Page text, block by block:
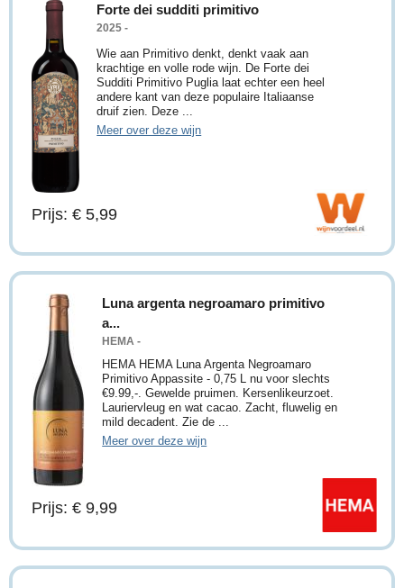
Forte dei sudditi primitivo
2025 -
Wie aan Primitivo denkt, denkt vaak aan
krachtige en volle rode wijn. De Forte dei
Sudditi Primitivo Puglia laat echter een heel
andere kant van deze populaire Italiaanse
druif zien. Deze ...
Meer over deze wijn
Prijs: € 5,99
Luna argenta negroamaro primitivo
a...
HEMA -
HEMA HEMA Luna Argenta Negroamaro
Primitivo Appassite - 0,75 L nu voor slechts
€9.99,-. Gewelde pruimen. Kersenlikeurzoet.
Lauriervleug en wat cacao. Zacht, fluwelig en
mild decadent. Zie de ...
Meer over deze wijn
Prijs: € 9,99